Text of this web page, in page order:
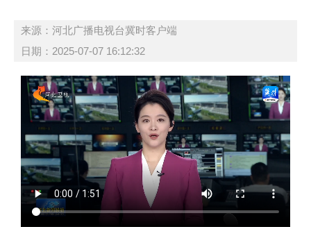
来源：河北广播电视台冀时客户端
日期：2025-07-07 16:12:32